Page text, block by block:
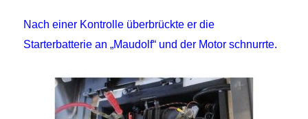
Nach einer Kontrolle überbrückte er die
Starterbatterie an „Maudolf“ und der Motor schnurrte.